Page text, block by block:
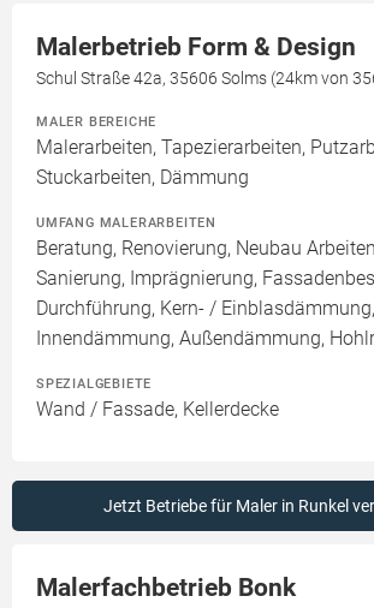
Malerbetrieb Form & Design
Schul Straße 42a, 35606 Solms (24km von
MALER BEREICHE
Malerarbeiten, Tapezierarbeiten,
Stuckarbeiten, Dämmung
UMFANG MALERARBEITEN
Beratung, Renovierung, Neubau
Sanierung, Imprägnierung,
Durchführung, Kern- / Einblasdämmung,
Innendämmung, Außendämmung,
SPEZIALGEBIETE
Wand / Fassade, Kellerdecke
Jetzt Betriebe für Maler in Runkel
Malerfachbetrieb Bonk